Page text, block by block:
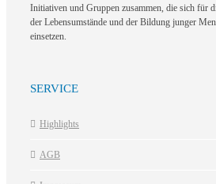
Initiativen und Gruppen zusammen, die sich für
der Lebensumstände und der Bildung junger
einsetzen.
SERVICE
Highlights
AGB